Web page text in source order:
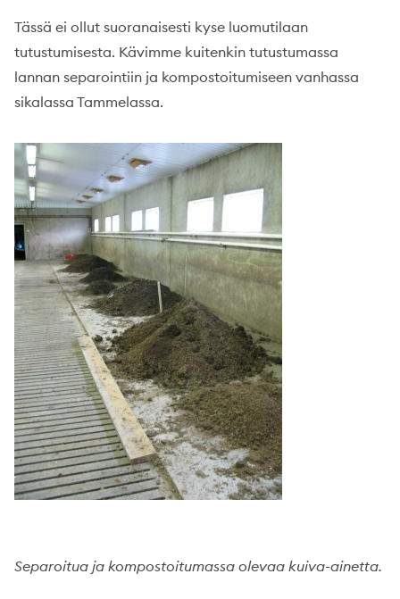
Tässä ei ollut suoranaisesti kyse luomutilaan
tutustumisesta. Kävimme kuitenkin tutustumassa
lannan separointiin ja kompostoitumiseen vanhassa
sikalassa Tammelassa.
Separoitua ja kompostoitumassa olevaa kuiva-ainetta.